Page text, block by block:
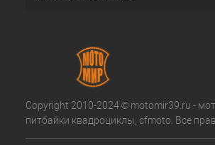
Copyright 2010-2024 © motomir39.ru -
питбайки квадроциклы, cfmoto. Все